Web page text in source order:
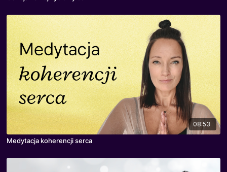
08:53
Medytacja koherencji serca